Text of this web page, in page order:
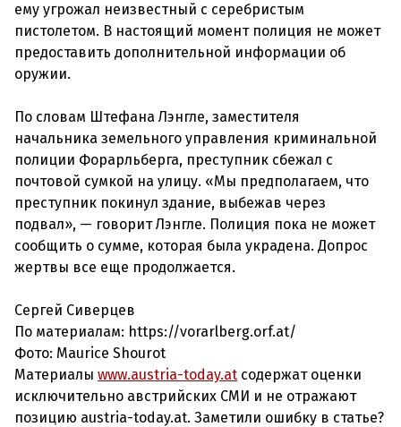
ему угрожал неизвестный с серебристым
пистолетом. В настоящий момент полиция не может
предоставить дополнительной информации об
оружии.
По словам Штефана Лэнгле, заместителя
начальника земельного управления криминальной
полиции Форарльберга, преступник сбежал с
почтовой сумкой на улицу. «Мы предполагаем, что
преступник покинул здание, выбежав через
подвал», — говорит Лэнгле. Полиция пока не может
сообщить о сумме, которая была украдена. Допрос
жертвы все еще продолжается.
Сергей Сиверцев
По материалам: https://vorarlberg.orf.at/
Фото: Maurice Shourot
Материалы www.austria-today.at содержат оценки
исключительно австрийских СМИ и не отражают
позицию austria-today.at. Заметили ошибку в статье?